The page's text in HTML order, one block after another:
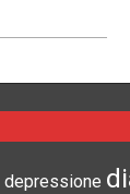
depressione